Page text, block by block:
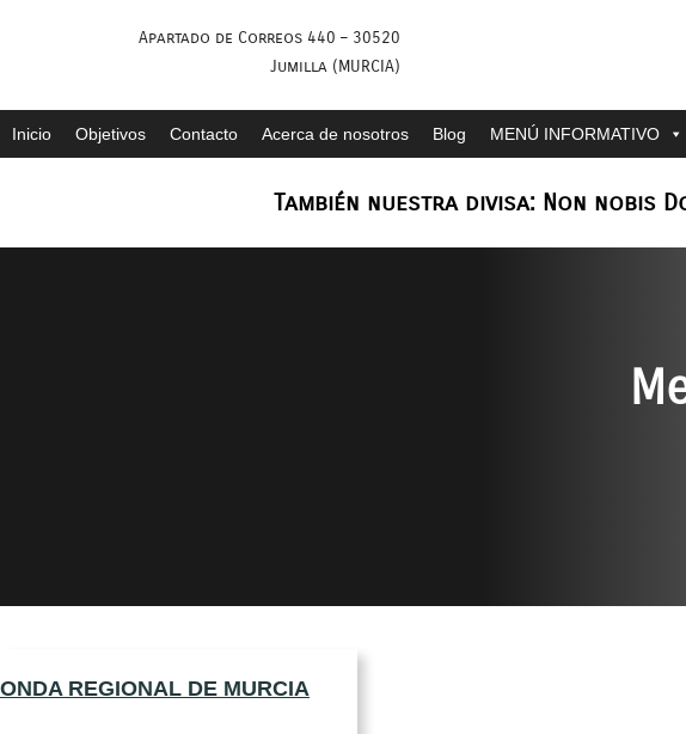
contenido
Apartado de Correos 440 – 30520
Jumilla (MURCIA)
Inicio Objetivos Contacto Acerca de nosotros Blog MENÚ INFORMATIVO
También nuestra divisa: Non nobis
ONDA REGIONAL DE MURCIA